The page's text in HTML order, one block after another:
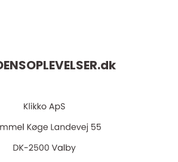
dk